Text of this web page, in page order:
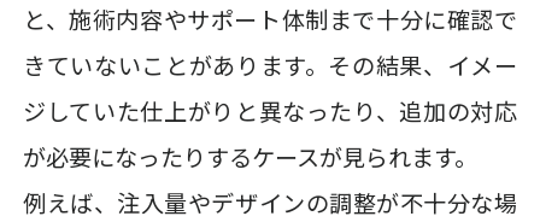
と、施術内容やサポート体制まで十分に確認で
きていないことがあります。その結果、イメー
ジしていた仕上がりと異なったり、追加の対応
が必要になったりするケースが見られます。
例えば、注入量やデザインの調整が不十分な場